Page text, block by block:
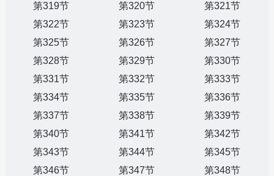
第319节
第320节
第321节
第322节
第323节
第324节
第325节
第326节
第327节
第328节
第329节
第330节
第331节
第332节
第333节
第334节
第335节
第336节
第337节
第338节
第339节
第340节
第341节
第342节
第343节
第344节
第345节
第346节
第347节
第348节